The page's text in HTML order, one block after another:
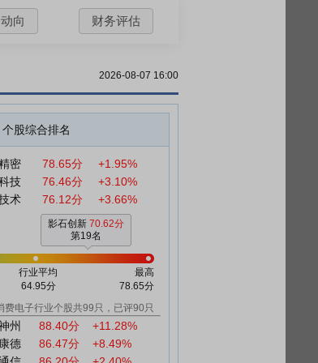
向 财务评估
2026-08-07 16:00
个股综合排名
密 78.65分
+1.95%
技 76.46分
+3.10%
术 76.12分 +3.66%
影石创新 70.62分
第19名
行业平均
64.95分
最高
78.65分
费电子行业个股共99只，已评90只
州 88.40分
+11.28%
德 86.47分
+8.49%